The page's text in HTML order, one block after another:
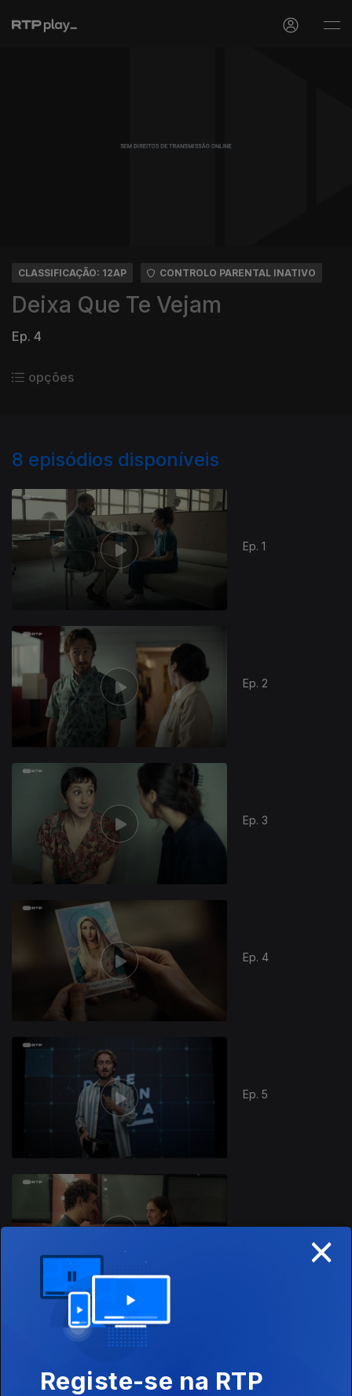
CLASSIFICAÇÃO: 12AP CONTROLO PARENTAL INATIVO
Deixa Que Te Vejam
Ep. 4
opções
8 episódios disponíveis
Ep. 1
Ep. 2
Ep. 3
Ep. 4
Ep. 5
Ep. 6 ×
Registe-se na RTP